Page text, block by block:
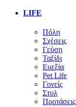
LIFE
Πόλη
Σχέσεις
Γεύση
Ταξίδι
Ευεξία
Pet Life
Γονείς
Στυλ
Προτάσεις